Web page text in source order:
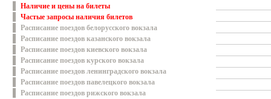
Наличие и цены на билеты
Частые запросы наличия билетов
Расписание поездов белорусского вокзала
Расписание поездов казанского вокзала
Расписание поездов киевского вокзала
Расписание поездов курского вокзала
Расписание поездов ленинградского вокзала
Расписание поездов павелецкого вокзала
Расписание поездов рижского вокзала